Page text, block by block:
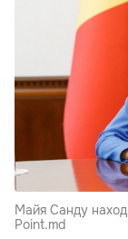
Майя Санду
Point.md